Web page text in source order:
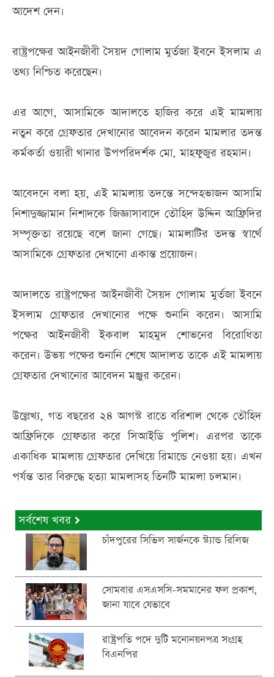
আদেশ দেন।
রাষ্ট্রপক্ষের আইনজীবী সৈয়দ গোলাম মুর্তজা ইবনে ইসলাম এ
তথ্য নিশ্চিত করেছেন।
এর আগে, আসামিকে আদালতে হাজির করে এই মামলায়
নতুন করে গ্রেফতার দেখানোর আবেদন করেন মামলার তদন্ত
কর্মকর্তা ওয়ারী থানার উপপরিদর্শক মো. মাহফুজুর রহমান।
আবেদনে বলা হয়, এই মামলায় তদন্তে সন্দেহভাজন আসামি
নিশাদুজ্জামান নিশাদকে জিজ্ঞাসাবাদে তৌহিদ উদ্দিন আফ্রিদির
সম্পৃক্ততা রয়েছে বলে জানা গেছে। মামলাটির তদন্ত স্বার্থে
আসামিকে গ্রেফতার দেখানো একান্ত প্রয়োজন।
আদালতে রাষ্ট্রপক্ষের আইনজীবী সৈয়দ গোলাম মুর্তজা ইবনে
ইসলাম গ্রেফতার দেখানোর পক্ষে শুনানি করেন। আসামি
পক্ষের আইনজীবী ইকবাল মাহমুদ শোভনের বিরোধিতা
করেন। উভয় পক্ষের শুনানি শেষে আদালত তাকে এই মামলায়
গ্রেফতার দেখানোর আবেদন মঞ্জুর করেন।
উল্লেখ্য, গত বছরের ২৪ আগস্ট রাতে বরিশাল থেকে তৌহিদ
আফ্রিদিকে গ্রেফতার করে সিআইডি পুলিশ। এরপর তাকে
একাধিক মামলায় গ্রেফতার দেখিয়ে রিমান্ডে নেওয়া হয়। এখন
পর্যন্ত তার বিরুদ্ধে হত্যা মামলাসহ তিনটি মামলা চলমান।
সর্বশেষ খবর
চাঁদপুরের সিভিল সার্জনকে স্ট্যান্ড রিলিজ
সোমবার এসএসসি-সমমানের ফল প্রকাশ,
জানা যাবে যেভাবে
রাষ্ট্রপতি পদে দুটি মনোনয়নপত্র সংগ্রহ
বিএনপির